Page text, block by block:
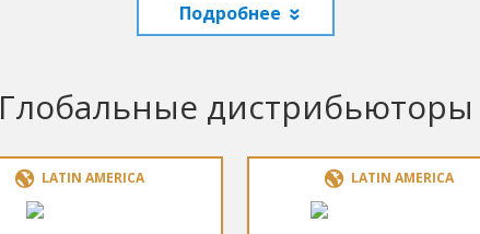
Подробнее
Глобальные дистрибьюторы
LATIN AMERICA LATIN AMERICA